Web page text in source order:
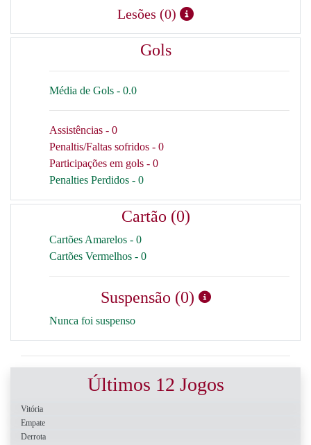
Lesões (0)
Gols
Média de Gols - 0.0
Assistências - 0
Penaltis/Faltas sofridos - 0
Participações em gols - 0
Penalties Perdidos - 0
Cartão (0)
Cartões Amarelos - 0
Cartões Vermelhos - 0
Suspensão (0)
Nunca foi suspenso
Últimos 12 Jogos
Vitória
Empate
Derrota